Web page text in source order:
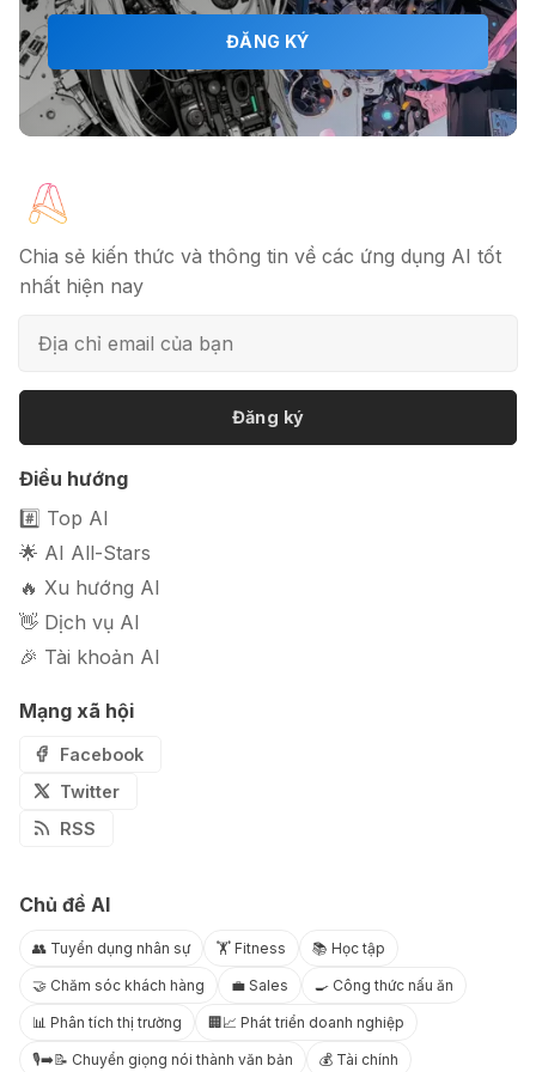
🎗️ Logomaster.ai: Thiết kế logo
chuyên nghiệp trong 5 phút
📦 Mokker - Ứng dụng chỉnh sửa
ĐĂNG KÝ
Chia sẻ kiến thức và thông tin về các ứng dụng AI tốt
nhất hiện nay
Đăng ký
Điều hướng
#️⃣ Top AI
🌟 AI All-Stars
🔥 Xu hướng AI
👋 Dịch vụ AI
🎉 Tài khoản AI
Mạng xã hội
Facebook
Twitter
RSS
Chủ đề AI
👥 Tuyển dụng nhân sự 🏋️ Fitness 📚 Học tập
🤝 Chăm sóc khách hàng 💼 Sales 🍳 Công thức nấu ăn
📊 Phân tích thị trường 🏢📈 Phát triển doanh nghiệp
🎙️➡️📝 Chuyển giọng nói thành văn bản 💰 Tài chính